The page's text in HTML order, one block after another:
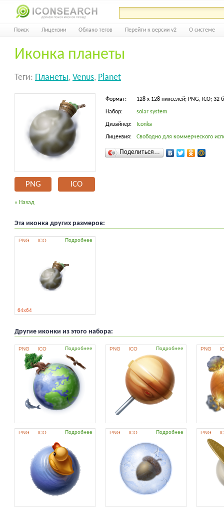
Поиск Лицензии Облако тегов Перейти к версии v2 О системе
Иконка планеты
Теги: Планеты, Venus, Planet
PNG ICO
Формат: 128 x 128 пикселей; PNG, ICO; 32
Набор: solar system
Дизайнер: Iconka
Лицензия: Свободно для коммерческого
Поделиться…
« Назад
Эта иконка других размеров:
PNG ICO Подробнее
64x64
Другие иконки из этого набора:
PNG ICO Подробнее PNG ICO Подробнее PNG
PNG ICO Подробнее PNG ICO Подробнее PNG